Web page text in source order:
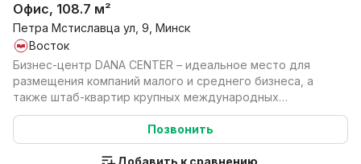
Офис, 108.7 м²
Петра Мстиславца ул, 9, Минск
Восток
Бизнес-центр DANA CENTER – идеальное место для
размещения компаний малого и среднего бизнеса, а
также штаб-квартир крупных международных
компаний. DAN...
Позвонить
Добавить к сравнению